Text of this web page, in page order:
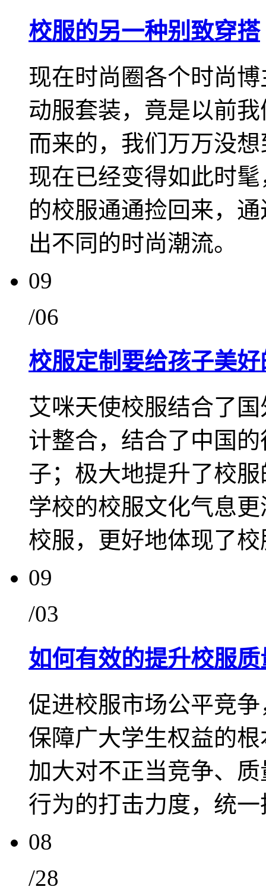
校服的另一种别致穿搭
现在时尚圈各个时尚
动服套装，竟是以前
而来的，我们万万没
现在已经变得如此时
的校服通通捡回来，
出不同的时尚潮流。
09
/06
校服定制要给孩子美
艾咪天使校服结合了
计整合，结合了中国
子；极大地提升了校
学校的校服文化气息
校服，更好地体现了
09
/03
如何有效的提升校服质
促进校服市场公平竞
保障广大学生权益的
加大对不正当竞争、
行为的打击力度，统
08
/28